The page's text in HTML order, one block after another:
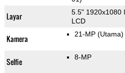
Layar
5.5" 1920x1080
LCD
Kamera 21-MP (Utama)
Selfie 8-MP